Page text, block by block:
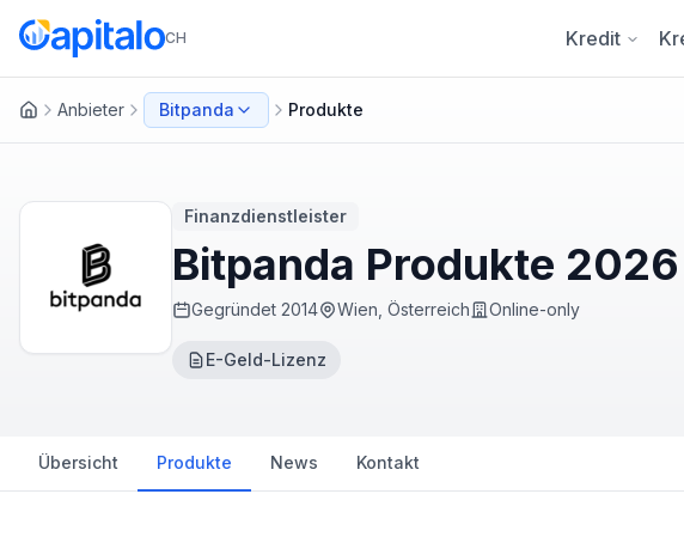
CH Kredit
Anbieter Bitpanda Produkte
Finanzdienstleister
Bitpanda Produkte 2026
Gegründet 2014 Wien, Österreich Online-only
E-Geld-Lizenz
Übersicht Produkte News Kontakt